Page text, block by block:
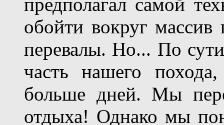
обойти вокруг массив
перевалы. Но... По
часть нашего
больше дней. Мы
отдыха! Однако мы